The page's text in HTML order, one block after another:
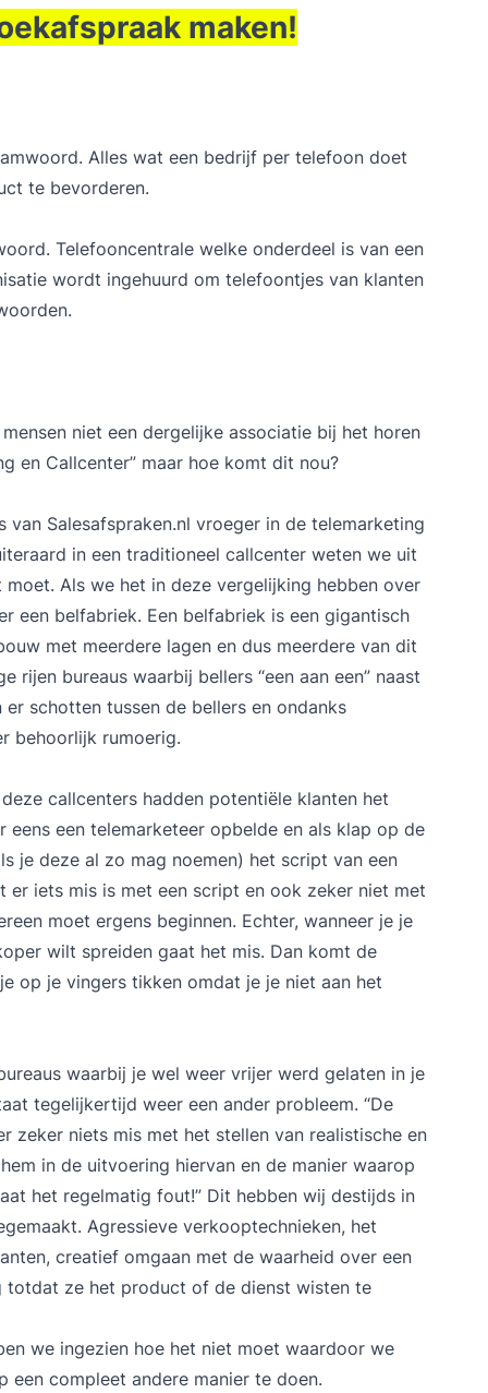
maken!
Alles wat een bedrijf per telefoon doet
te bevorderen.
Telefooncentrale welke onderdeel is van een
wordt ingehuurd om telefoontjes van klanten
niet een dergelijke associatie bij het horen
en Callcenter” maar hoe komt dit nou?
van Salesafspraken.nl vroeger in de telemarketing
in een traditioneel callcenter weten we uit
Als we het in deze vergelijking hebben over
een belfabriek. Een belfabriek is een gigantisch
met meerdere lagen en dus meerdere van dit
rijen bureaus waarbij bellers “een aan een” naast
schotten tussen de bellers en ondanks
behoorlijk rumoerig.
callcenters hadden potentiële klanten het
eens een telemarketeer opbelde en als klap op de
je deze al zo mag noemen) het script van een
er iets mis is met een script en ook zeker niet met
moet ergens beginnen. Echter, wanneer je je
wilt spreiden gaat het mis. Dan komt de
op je vingers tikken omdat je je niet aan het
waarbij je wel weer vrijer werd gelaten in je
tegelijkertijd weer een ander probleem. “De
zeker niets mis met het stellen van realistische en
in de uitvoering hiervan en de manier waarop
het regelmatig fout!” Dit hebben wij destijds in
Agressieve verkooptechnieken, het
creatief omgaan met de waarheid over een
ze het product of de dienst wisten te
we ingezien hoe het niet moet waardoor we
een compleet andere manier te doen.